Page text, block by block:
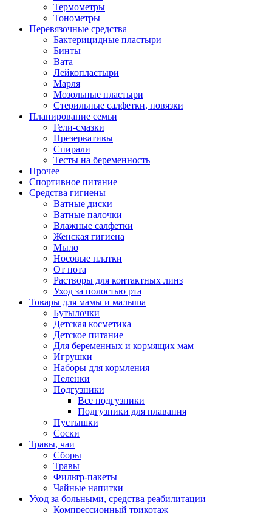
Термометры
Тонометры
Перевязочные средства
Бактерицидные пластыри
Бинты
Вата
Лейкопластыри
Марля
Мозольные пластыри
Стерильные салфетки, повязки
Планирование семьи
Гели-смазки
Презервативы
Спирали
Тесты на беременность
Прочее
Спортивное питание
Средства гигиены
Ватные диски
Ватные палочки
Влажные салфетки
Женская гигиена
Мыло
Носовые платки
От пота
Растворы для контактных линз
Уход за полостью рта
Товары для мамы и малыша
Бутылочки
Детская косметика
Детское питание
Для беременных и кормящих мам
Игрушки
Наборы для кормления
Пеленки
Подгузники
Все подгузники
Подгузники для плавания
Пустышки
Соски
Травы, чаи
Сборы
Травы
Фильтр-пакеты
Чайные напитки
Уход за больными, средства реабилитации
Компрессионный трикотаж